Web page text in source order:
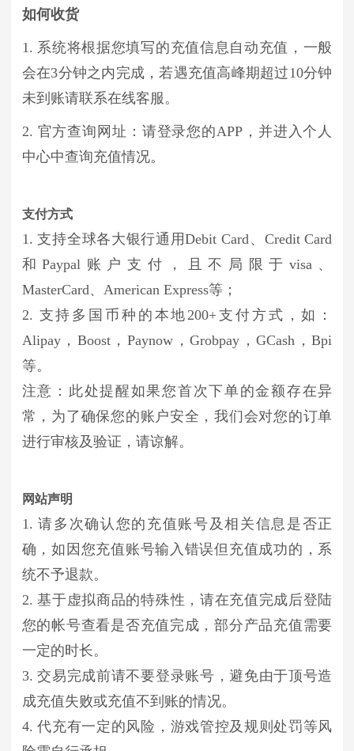
如何收货
1. 系统将根据您填写的充值信息自动充值，一般
会在3分钟之内完成，若遇充值高峰期超过10分钟
未到账请联系在线客服。
2. 官方查询网址：请登录您的APP，并进入个人
中心中查询充值情况。
支付方式
1. 支持全球各大银行通用Debit Card、Credit Card
和Paypal账户支付，且不局限于visa、
MasterCard、American Express等；
2. 支持多国币种的本地200+支付方式，如：
Alipay，Boost，Paynow，Grobpay，GCash，Bpi
等。
注意：此处提醒如果您首次下单的金额存在异
常，为了确保您的账户安全，我们会对您的订单
进行审核及验证，请谅解。
网站声明
1. 请多次确认您的充值账号及相关信息是否正
确，如因您充值账号输入错误但充值成功的，系
统不予退款。
2. 基于虚拟商品的特殊性，请在充值完成后登陆
您的帐号查看是否充值完成，部分产品充值需要
一定的时长。
3. 交易完成前请不要登录账号，避免由于顶号造
成充值失败或充值不到账的情况。
4. 代充有一定的风险，游戏管控及规则处罚等风